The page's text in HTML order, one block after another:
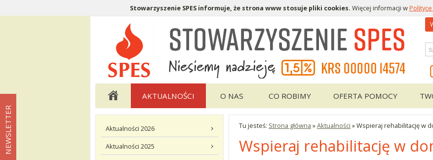
Stowarzyszenie SPES informuje, że strona www stosuje pliki cookies. Więcej informacji w
Menu pomocnicze
Menu główne
AKTUALNOŚCI O NAS CO ROBIMY OFERTA POMOCY
Menu podstrony Aktualności
Aktualności 2026
Aktualności 2025
Tu jesteś: Strona główna »Aktualności »Wspieraj rehabilitację w
Wspieraj rehabilitację w
NEWSLETTER